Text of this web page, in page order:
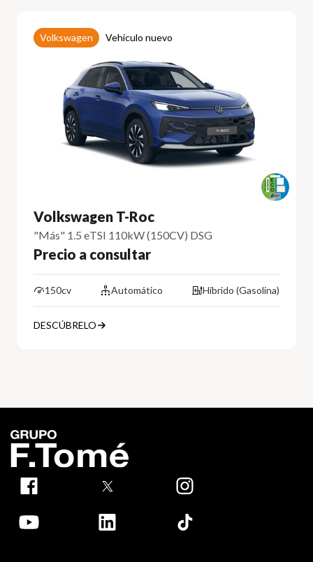
Volkswagen Vehículo nuevo
Volkswagen T-Roc
"Más" 1.5 eTSI 110kW (150CV) DSG
Precio a consultar
150cv Automático Híbrido (Gasolina)
DESCÚBRELO